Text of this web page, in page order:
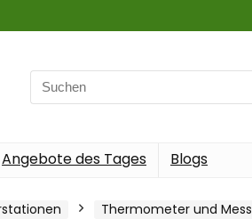
Search
for:
Angebote des Tages Blogs
Thermometer und